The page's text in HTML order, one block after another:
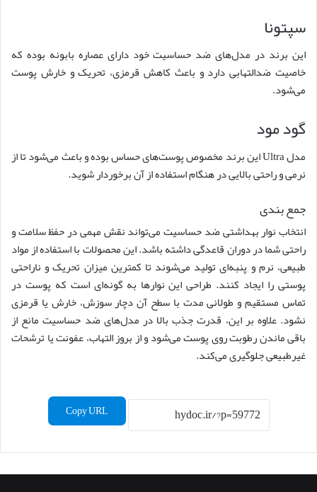
سپتونا
این برند در مدل‌های ضد حساسیت خود دارای عصاره بابونه بوده که
خاصیت ضدالتهابی دارد و باعث کاهش قرمزی، تحریک و خارش پوست
می‌شود.
گود مود
مدل Ultra این برند مخصوص پوست‌های حساس بوده و باعث می‌شود تا از
نرمی و راحتی بالایی در هنگام استفاده از آن برخوردار شوید.
جمع بندی
انتخاب نوار بهداشتی ضد حساسیت می‌تواند نقش مهمی در حفظ سلامت و
راحتی شما در دوران قاعدگی داشته باشد. این محصولات با استفاده از مواد
طبیعی، نرم و پنبه‌ای تولید می‌شوند تا کمترین میزان تحریک و ناراحتی
پوستی را ایجاد کنند. طراحی این نوارها به گونه‌ای است که پوست در
تماس مستقیم و طولانی‌ مدت با سطح آن دچار سوزش، خارش یا قرمزی
نشود. علاوه بر این، قدرت جذب بالا در مدل‌های ضد حساسیت مانع از
باقی ماندن رطوبت روی پوست می‌شود و از بروز التهاب، عفونت یا ترشحات
غیرطبیعی جلوگیری می‌کند.
Copy URL